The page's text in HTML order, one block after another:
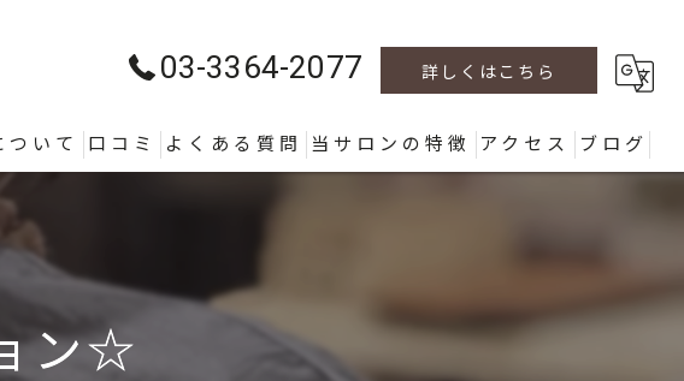
03-3364-2077 詳しくはこちら
ついて 口コミ よくある質問 当サロンの特徴 アクセス ブログ
ン☆